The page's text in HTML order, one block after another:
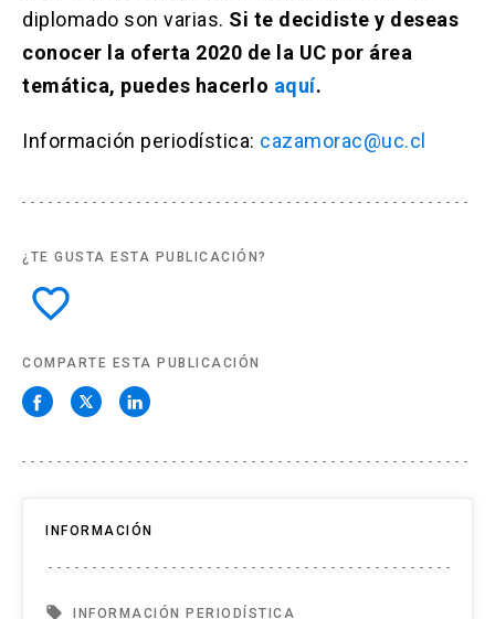
diplomado son varias. Si te decidiste y deseas
conocer la oferta 2020 de la UC por área
temática, puedes hacerlo aquí.
Información periodística: cazamorac@uc.cl
¿TE GUSTA ESTA PUBLICACIÓN?
favorite_border
COMPARTE ESTA PUBLICACIÓN
INFORMACIÓN
local_offer INFORMACIÓN PERIODÍSTICA